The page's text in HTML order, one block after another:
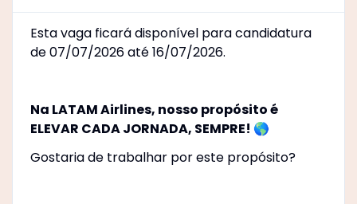
Esta vaga ficará disponível para candidatura
de 07/07/2026 até 16/07/2026.
Na LATAM Airlines, nosso propósito é
ELEVAR CADA JORNADA, SEMPRE! 🌎
Gostaria de trabalhar por este propósito?